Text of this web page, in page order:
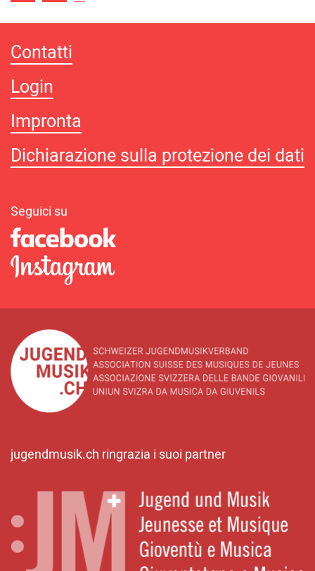
Contatti
Login
Impronta
Dichiarazione sulla protezione dei dati
Seguici su
jugendmusik.ch ringrazia i suoi partner